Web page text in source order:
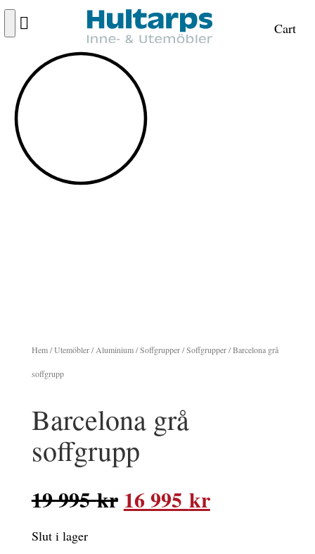
Cart
Hem/Utemöbler/Aluminium/Soffgrupper/Soffgrupper/ Barcelona grå
soffgrupp
Barcelona grå
soffgrupp
19 995kr Det
16 995 krDet
Slut i lager